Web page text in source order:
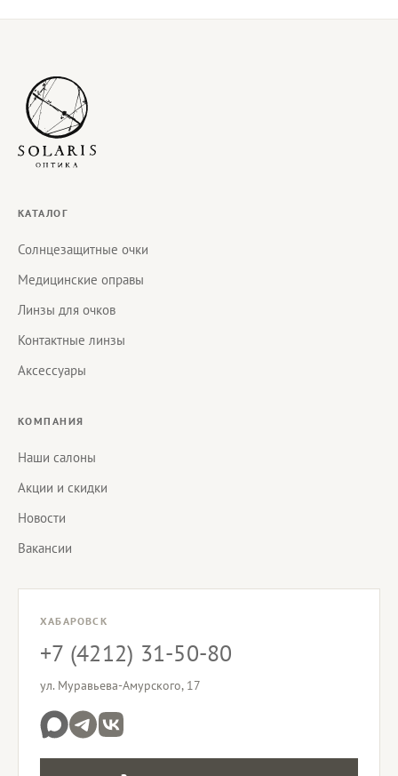
КАТАЛОГ
Солнцезащитные очки
Медицинские оправы
Линзы для очков
Контактные линзы
Аксессуары
КОМПАНИЯ
Наши салоны
Акции и скидки
Новости
Вакансии
ХАБАРОВСК
+7 (4212) 31-50-80
ул. Муравьева-Амурского, 17